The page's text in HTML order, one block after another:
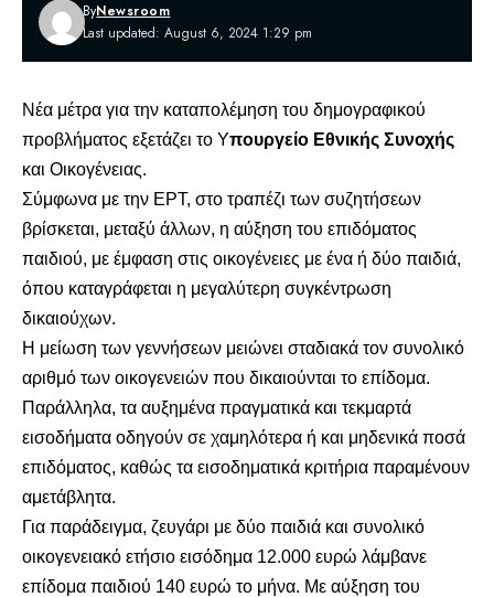
Last updated: August 6, 2024 1:29 pm
ByNewsroom
Νέα μέτρα για την καταπολέμηση του δημογραφικού
προβλήματος εξετάζει το Υπουργείο Εθνικής Συνοχής
και Οικογένειας.
Σύμφωνα με την ΕΡΤ, στο τραπέζι των συζητήσεων
βρίσκεται, μεταξύ άλλων, η αύξηση του επιδόματος
παιδιού, με έμφαση στις οικογένειες με ένα ή δύο παιδιά,
όπου καταγράφεται η μεγαλύτερη συγκέντρωση
δικαιούχων.
Η μείωση των γεννήσεων μειώνει σταδιακά τον συνολικό
αριθμό των οικογενειών που δικαιούνται το επίδομα.
Παράλληλα, τα αυξημένα πραγματικά και τεκμαρτά
εισοδήματα οδηγούν σε χαμηλότερα ή και μηδενικά ποσά
επιδόματος, καθώς τα εισοδηματικά κριτήρια παραμένουν
αμετάβλητα.
Για παράδειγμα, ζευγάρι με δύο παιδιά και συνολικό
οικογενειακό ετήσιο εισόδημα 12.000 ευρώ λάμβανε
επίδομα παιδιού 140 ευρώ το μήνα. Με αύξηση του